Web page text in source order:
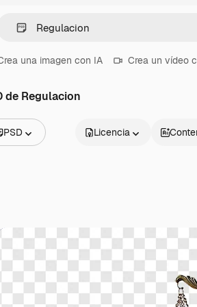
una imagen con IA Crea un vídeo
de Regulacion
PSD
3D
Licencia